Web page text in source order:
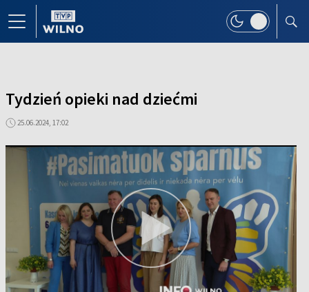
Tydzień opieki nad dziećmi
25.06.2024, 17:02